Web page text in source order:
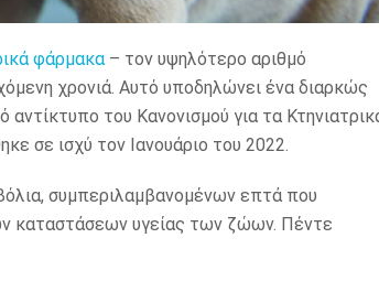
φάρμακα– τον υψηλότερο αριθμό
χρονιά. Αυτό υποδηλώνει ένα διαρκώς
του Κανονισμού για τα
σε ισχύ τον Ιανουάριο του 2022.
συμπεριλαμβανομένων επτά που
καταστάσεων υγείας των ζώων. Πέντε